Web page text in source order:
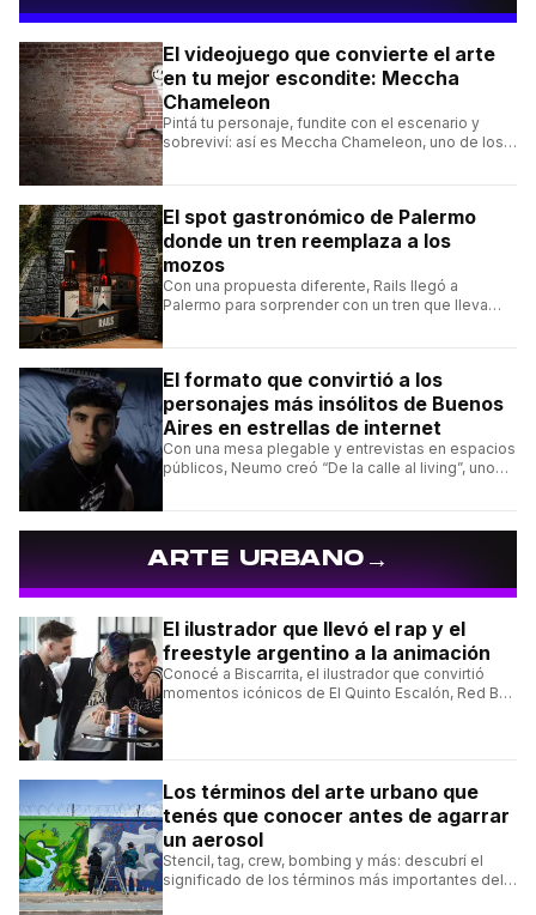
El videojuego que convierte el arte
en tu mejor escondite: Meccha
Chameleon
Pintá tu personaje, fundite con el escenario y
sobreviví: así es Meccha Chameleon, uno de los
El spot gastronómico de Palermo
donde un tren reemplaza a los
mozos
Con una propuesta diferente, Rails llegó a
Palermo para sorprender con un tren que lleva
El formato que convirtió a los
personajes más insólitos de Buenos
Aires en estrellas de internet
Con una mesa plegable y entrevistas en espacios
públicos, Neumo creó “De la calle al living”, uno
ARTE URBANO→
El ilustrador que llevó el rap y el
freestyle argentino a la animación
Conocé a Biscarrita, el ilustrador que convirtió
momentos icónicos de El Quinto Escalón, Red Bull
Los términos del arte urbano que
tenés que conocer antes de agarrar
un aerosol
Stencil, tag, crew, bombing y más: descubrí el
significado de los términos más importantes del